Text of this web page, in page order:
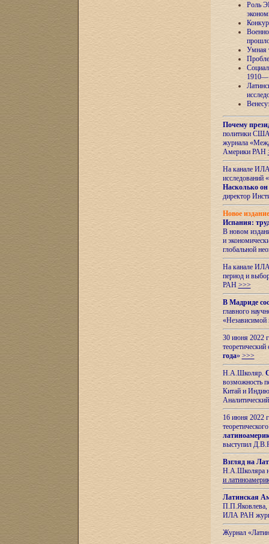
Роль
Умная
Почему
политики США
журнала
Америки РАН
На канале ИЛА
исследований «
Насколько он
директор
Новое
Испания:
В новом
и
глобальной
На канале
период и
РАН >>>
В Мадриде
главного
«Независимой
30 июня 2022
года» >>>
Н.А.Школяр.
возможность
Китай и
16 июня 2022
выступил
Взгляд на
Н.А.Школяра
и
Латинская
П.П.Яковлева,
ИЛА РАН
Журнал